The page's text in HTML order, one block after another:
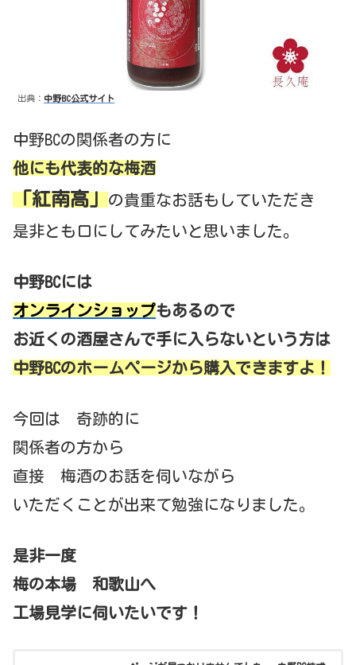
出典： 中野BC公式サイト
中野BCの関係者の方に
他にも代表的な梅酒
「紅南高」
の貴重なお話もしていただき
是非とも口にしてみたいと思いました。
中野BCには
オンラインショップもあるので
お近くの酒屋さんで手に入らないという方は
中野BCのホームページから購入できますよ！
今回は 奇跡的に
関係者の方から
直接 梅酒のお話を伺いながら
いただくことが出来て勉強になりました。
是非一度
梅の本場 和歌山へ
工場見学に伺いたいです！